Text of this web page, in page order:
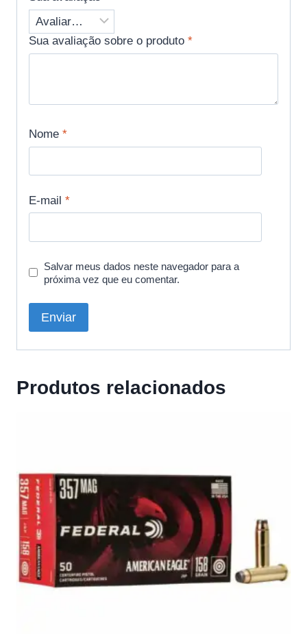
Sua avaliação sobre o produto *
Nome *
E-mail *
Salvar meus dados neste navegador para a
próxima vez que eu comentar.
Produtos relacionados